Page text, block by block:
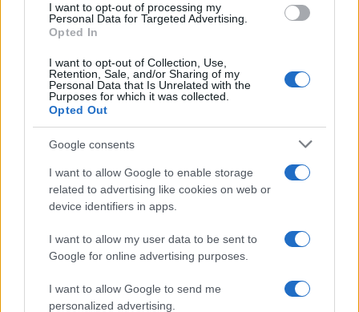
consent section.
I want to opt-out of processing my
Personal Data for Targeted Advertising.
Opted In
I want to opt-out of Collection, Use,
Retention, Sale, and/or Sharing of my
Personal Data that Is Unrelated with the
Purposes for which it was collected.
Opted Out
Google consents
I want to allow Google to enable storage
related to advertising like cookies on web or
device identifiers in apps.
I want to allow my user data to be sent to
Google for online advertising purposes.
I want to allow Google to send me
personalized advertising.
Investieren24
News Hub UK
Lgbtq News
Investeren 24
NL Newz